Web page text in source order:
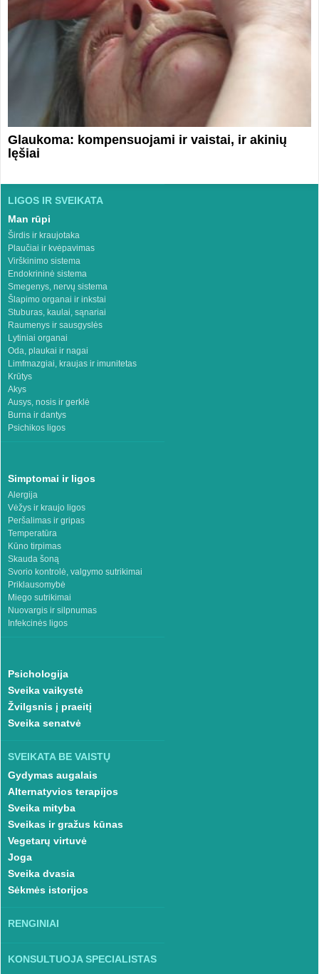
Glaukoma: kompensuojami ir vaistai, ir akinių
lęšiai
LIGOS IR SVEIKATA
Man rūpi
Širdis ir kraujotaka
Plaučiai ir kvėpavimas
Virškinimo sistema
Endokrininė sistema
Smegenys, nervų sistema
Šlapimo organai ir inkstai
Stuburas, kaulai, sąnariai
Raumenys ir sausgyslės
Lytiniai organai
Oda, plaukai ir nagai
Limfmazgiai, kraujas ir imunitetas
Krūtys
Akys
Ausys, nosis ir gerklė
Burna ir dantys
Psichikos ligos
Simptomai ir ligos
Alergija
Vėžys ir kraujo ligos
Peršalimas ir gripas
Temperatūra
Kūno tirpimas
Skauda šoną
Svorio kontrolė, valgymo sutrikimai
Priklausomybė
Miego sutrikimai
Nuovargis ir silpnumas
Infekcinės ligos
Psichologija
Sveika vaikystė
Žvilgsnis į praeitį
Sveika senatvė
SVEIKATA BE VAISTŲ
Gydymas augalais
Alternatyvios terapijos
Sveika mityba
Sveikas ir gražus kūnas
Vegetarų virtuvė
Joga
Sveika dvasia
Sėkmės istorijos
RENGINIAI
KONSULTUOJA SPECIALISTAS